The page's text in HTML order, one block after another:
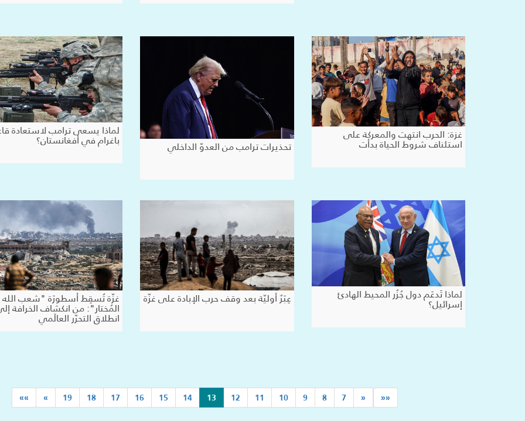
غزة: الحرب انتهت والمعركة على
استئناف شروط الحياة بدأت تحذيرات ترامب من العدوّ الداخلي
لماذا يسعى ترامب لاستعادة
باغرام في أفغانستان؟
لماذا تَدعَم دول جُزُر المحيط الهادئ
إسرائيل؟ عِبَرٌ أوليّة بعد وقف حرب الإبادة على غزّة غزّة تُسقِط أسطورَة "شعب الله
المُختار": من انكشاف الخرافة
انطلاق التحرّر العالَمي
««
«
7
8
9
10
11
12
13
(current)
14
15
16
17
18
19
»
»»